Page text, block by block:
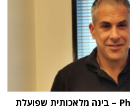
"העתיד הוא Physical AI – בינה מלאכותית שפועלת